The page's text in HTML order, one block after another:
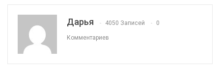
Дарья 4050 Записей 0
Комментариев